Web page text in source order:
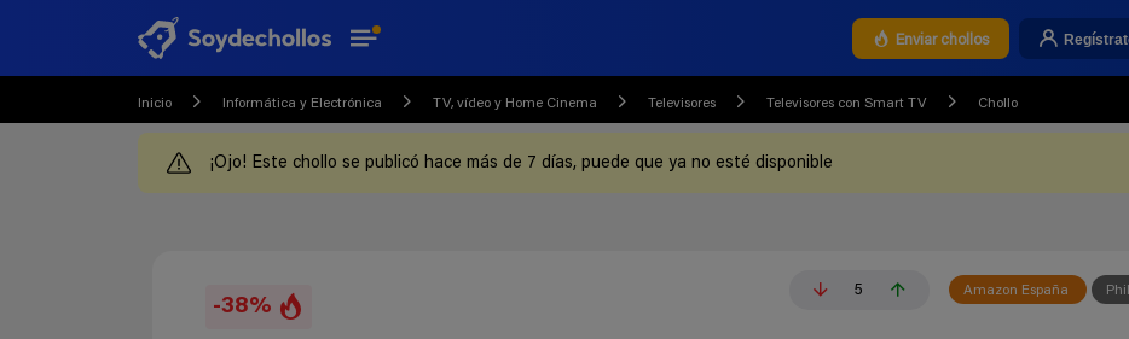
Enviar chollos
Inicio Informática y Electrónica TV, vídeo y Home Cinema Televisores Televisores con Smart TV Chollo
¡Ojo! Este chollo se publicó hace más de 7 días, puede que ya no esté disponible
-38%
5 Amazon España